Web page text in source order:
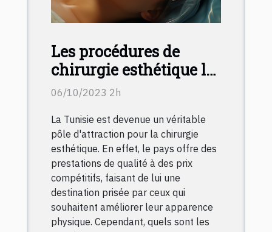
Les procédures de
chirurgie esthétique les
plus populaires en
06/10/2023 2h
La Tunisie est devenue un véritable
pôle d'attraction pour la chirurgie
esthétique. En effet, le pays offre des
prestations de qualité à des prix
compétitifs, faisant de lui une
destination prisée par ceux qui
souhaitent améliorer leur apparence
physique. Cependant, quels sont les